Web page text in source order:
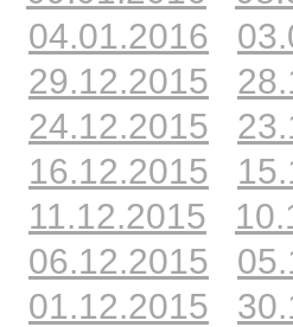
04.01.2016
29.12.2015
24.12.2015
16.12.2015
11.12.2015
06.12.2015
01.12.2015